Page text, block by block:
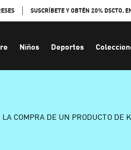
SUSCRÍBETE Y OBTÉN 20% DSCTO.
Niños Deportes
LA COMPRA DE UN PRODUCTO DE